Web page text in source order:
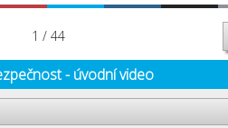
1 / 44
- úvodní video